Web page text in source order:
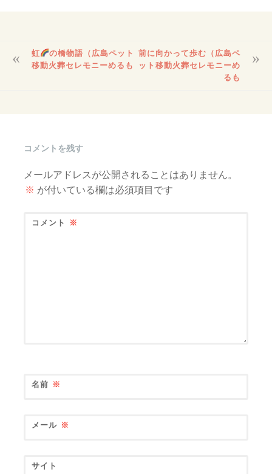
稿
虹
の橋物語（広島ペット
移動火葬セレモニーめるも
前に向かって歩む（広島ペ
ット移動火葬セレモニーめ
るも
コメントを残す
メールアドレスが公開されることはありません。
※ が付いている欄は必須項目です
コメント ※
名前 ※
メール ※
サイト